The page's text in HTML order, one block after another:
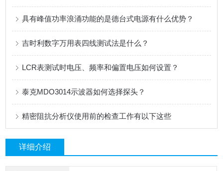
具有峰值功率浪涌功能的是德台式电源有什么优势？
吉时利数字万用表四线测试法是什么？
LCR表测试时电压、频率和偏置电压如何设置？
泰克MDO3014示波器如何选择探头？
精密阻抗分析仪使用前的检查工作有以下这些
详细介绍